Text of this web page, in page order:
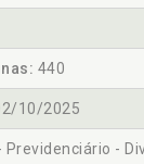
440
10/2025
Previdenciário -